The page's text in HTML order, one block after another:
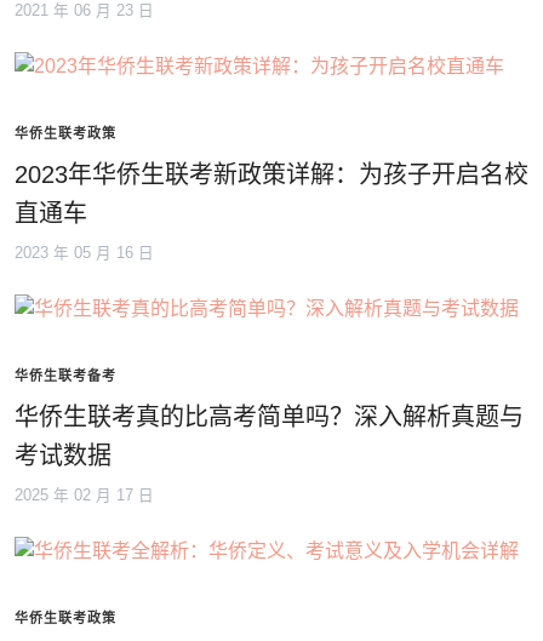
2021 年 06 月 23 日
华侨生联考政策
2023年华侨生联考新政策详解：为孩子开启名校
直通车
2023 年 05 月 16 日
华侨生联考备考
华侨生联考真的比高考简单吗？深入解析真题与
考试数据
2025 年 02 月 17 日
华侨生联考政策